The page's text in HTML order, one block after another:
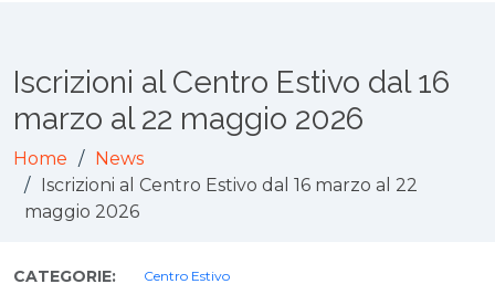
Iscrizioni al Centro Estivo dal 16
marzo al 22 maggio 2026
Home
News
Iscrizioni al Centro Estivo dal 16 marzo al 22
maggio 2026
CATEGORIE: Centro Estivo